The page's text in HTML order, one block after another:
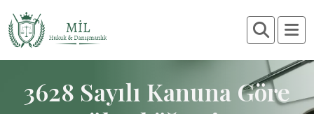
3628 Sayılı Kanuna Göre